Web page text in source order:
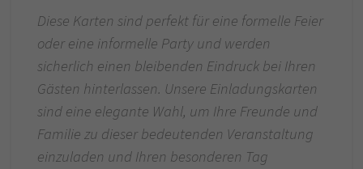
Diese Karten sind perfekt für eine formelle Feier
oder eine informelle Party und werden
sicherlich einen bleibenden Eindruck bei Ihren
Gästen hinterlassen. Unsere Einladungskarten
sind eine elegante Wahl, um Ihre Freunde und
Familie zu dieser bedeutenden Veranstaltung
einzuladen und Ihren besonderen Tag